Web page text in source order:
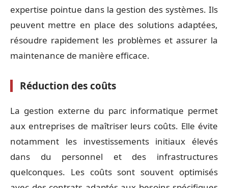
expertise pointue dans la gestion des systèmes. Ils
peuvent mettre en place des solutions adaptées,
résoudre rapidement les problèmes et assurer la
maintenance de manière efficace.
Réduction des coûts
La gestion externe du parc informatique permet
aux entreprises de maîtriser leurs coûts. Elle évite
notamment les investissements initiaux élevés
dans du personnel et des infrastructures
quelconques. Les coûts sont souvent optimisés